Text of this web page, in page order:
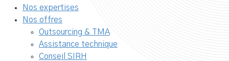
Nos expertises
Nos offres
Outsourcing & TMA
Assistance technique
Conseil SIRH